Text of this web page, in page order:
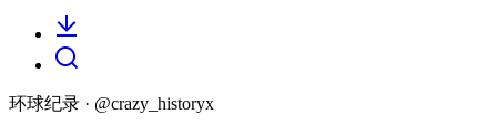
环球纪录 · @crazy_historyx